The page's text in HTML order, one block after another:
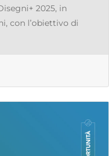
2025, in
con l’obiettivo di